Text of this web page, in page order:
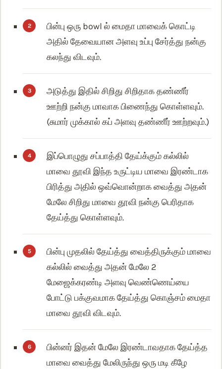
பின்பு ஒரு bowl ல் மைதா மாவைக் கொட்டி
அதில் தேவையான அளவு உப்பு சேர்த்து நன்கு
கலந்து விடவும்.
அடுத்து இதில் சிறிது சிறிதாக தண்ணீர்
ஊற்றி நன்கு மாவாக பிணைந்து கொள்ளவும்.
(சுமார் முக்கால் கப் அளவு தண்ணீர் ஊற்றவும்.)
இப்பொழுது சப்பாத்தி தேய்க்கும் கல்லில்
மாவை தூவி இந்த உருட்டிய மாவை இரண்டாக
பிரித்து அதில் ஒவ்வொன்றாக வைத்து அதன்
மேலே சிறிது மாவை தூவி நன்கு பெரிதாக
தேய்த்து கொள்ளவும்.
பின்பு முதலில் தேய்த்து வைத்திருக்கும் மாவை
கல்லில் வைத்து அதன் மேலே 2
மேஜைக்கரண்டி அளவு வெண்ணெய்யை
போட்டு பக்குவமாக தேய்த்து கொஞ்சம் மைதா
மாவை தூவி விடவும்.
பின்னர் இதன் மேலே இரண்டாவதாக தேய்த்த
மாவை வைத்து மேலிருந்து ஒரு மடி கீழே